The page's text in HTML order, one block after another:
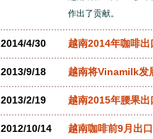
作出了贡献。
2014/4/30 越南2014年咖啡
2013/9/18 越南将Vinamilk发
2013/2/19 越南2015年腰果
2012/10/14 越南咖啡前9月出